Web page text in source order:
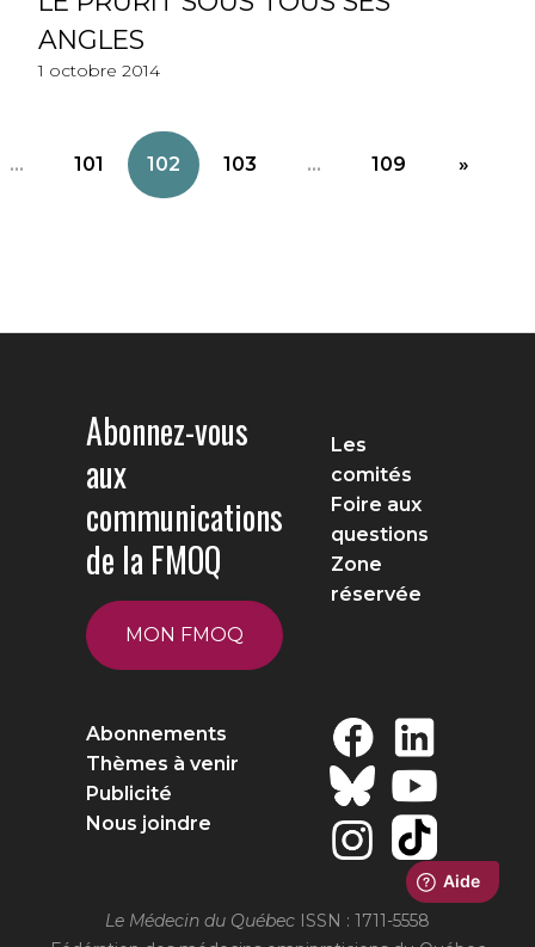
ANGLES
1 octobre 2014
... 101 102 103 ... 109 »
Abonnez-vous
aux
communications
de la FMOQ
MON FMOQ
Les
comités
Foire aux
questions
Zone
réservée
Abonnements
Thèmes à venir
Publicité
Nous joindre
Le Médecin du Québec ISSN : 1711-5558